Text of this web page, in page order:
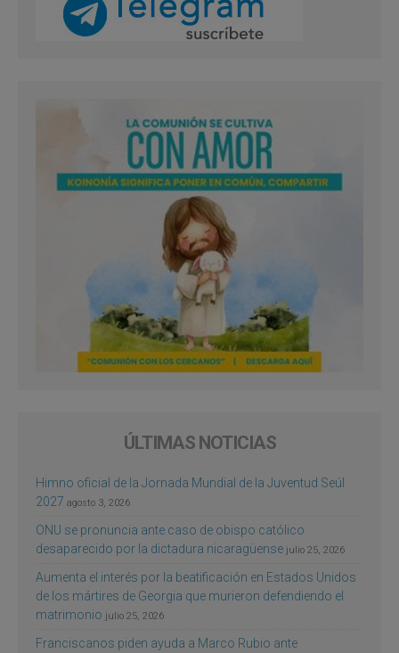
ÚLTIMAS NOTICIAS
Himno oficial de la Jornada Mundial de la Juventud Seúl
2027 agosto 3, 2026
ONU se pronuncia ante caso de obispo católico
desaparecido por la dictadura nicaragüense julio 25, 2026
Aumenta el interés por la beatificación en Estados Unidos
de los mártires de Georgia que murieron defendiendo el
matrimonio julio 25, 2026
Franciscanos piden ayuda a Marco Rubio ante